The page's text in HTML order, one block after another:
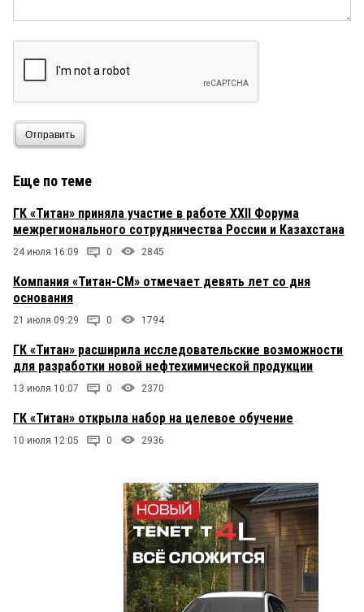
Отправить
Еще по теме
ГК «Титан» приняла участие в работе XXII Форума
межрегионального сотрудничества России и Казахстана
24 июля 16:09 0 2845
Компания «Титан-СМ» отмечает девять лет со дня
основания
21 июля 09:29 0 1794
ГК «Титан» расширила исследовательские возможности
для разработки новой нефтехимической продукции
13 июля 10:07 0 2370
ГК «Титан» открыла набор на целевое обучение
10 июля 12:05 0 2936